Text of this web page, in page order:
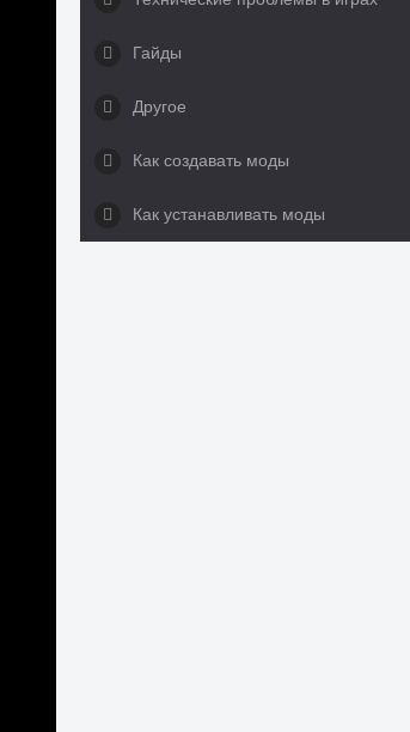
Гайды
Другое
Как создавать моды
Как устанавливать моды